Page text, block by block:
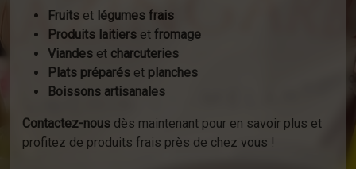
Fruits et légumes frais
Produits laitiers et fromage
Viandes et charcuteries
Plats préparés et planches
Boissons artisanales
Contactez-nous dès maintenant pour en savoir plus et
profitez de produits frais près de chez vous !